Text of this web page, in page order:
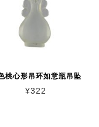
桃心形吊环如意瓶吊坠
¥322